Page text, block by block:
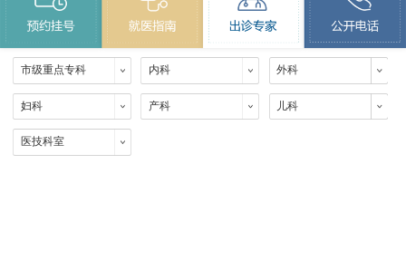
市级重点专科 内科 外科
妇科 产科 儿科
医技科室